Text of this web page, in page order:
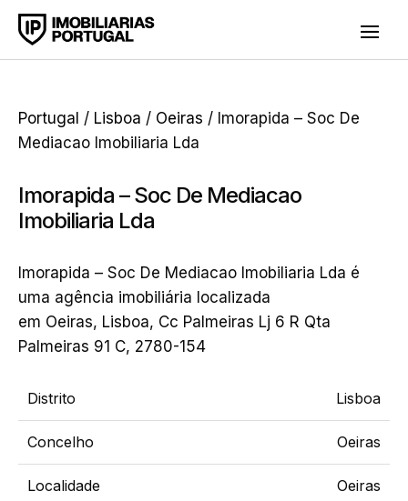
Portugal / Lisboa / Oeiras / Imorapida – Soc De
Mediacao Imobiliaria Lda
Imorapida – Soc De Mediacao
Imobiliaria Lda
Imorapida – Soc De Mediacao Imobiliaria Lda é
uma agência imobiliária localizada
em Oeiras, Lisboa, Cc Palmeiras Lj 6 R Qta
Palmeiras 91 C, 2780-154
Distrito Lisboa
Concelho Oeiras
Localidade Oeiras